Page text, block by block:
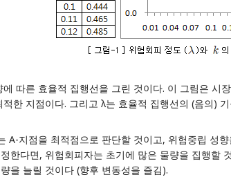
따른 효율적 집행선을 그린 것이다. 이 그림은 시
한 지점이다. 그리고 λ는 효율적 집행선의 (음의)
A-지점을 최적점으로 판단할 것이고, 위험중립 성
한다면, 위험회피자는 초기에 많은 물량을 집행할
을 늘릴 것이다 (향후 변동성을 즐김).